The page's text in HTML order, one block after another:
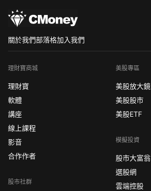
關於我們部落格加入我們
理財寶商城
理財寶
軟體
講座
線上課程
影音
合作作者
股市社群
美股專區
美股放大鏡
美股股市
美股ETF
模擬投資
股市大富翁
選股網
雲端控股